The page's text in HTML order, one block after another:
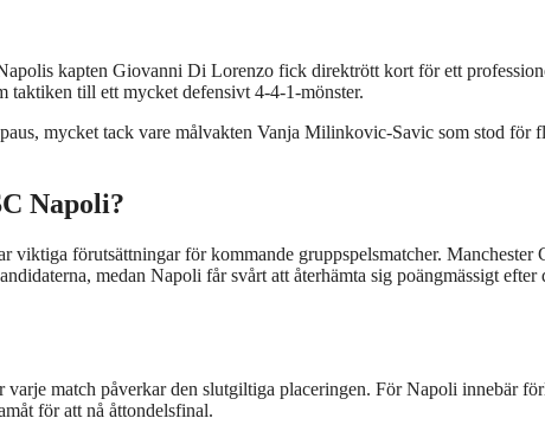
kapten Giovanni Di Lorenzo fick direktrött kort för ett
till ett mycket defensivt 4-4-1-mönster.
mycket tack vare målvakten Vanja Milinkovic-Savic som stod för
Napoli?
viktiga förutsättningar för kommande gruppspelsmatcher. Manchester
medan Napoli får svårt att återhämta sig poängmässigt efter
match påverkar den slutgiltiga placeringen. För Napoli innebär
för att nå åttondelsfinal.